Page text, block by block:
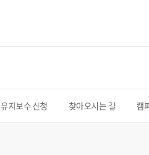
지보수 신청 찾아오시는 길 캠